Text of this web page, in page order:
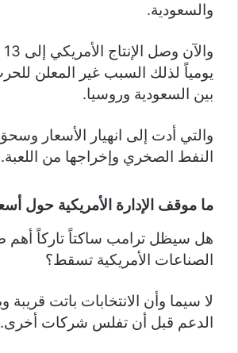
والسعودية.
يومياً لذلك السبب غير المعلن
بين السعودية وروسيا.
والتي أدت إلى انهيار الأسعار
النفط الصخري وإخراجها من اللعبة.
ما موقف الإدارة الأمريكية حول
هل سيظل ترامب ساكتاً تاركاً أهم
الصناعات الأمريكية تسقط؟
لا سيما وأن الانتخابات باتت قريبة
الدعم قبل أن تفلس شركات أخرى.